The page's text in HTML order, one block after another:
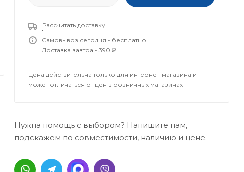
Рассчитать доставку
Самовывоз сегодня - бесплатно
Доставка завтра - 390 ₽
Цена действительна только для интернет-магазина и
может отличаться от цен в розничных магазинах
Нужна помощь с выбором? Напишите нам,
подскажем по совместимости, наличию и цене.